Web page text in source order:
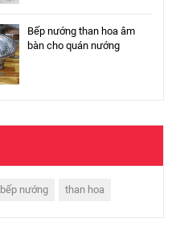
Bếp nướng than hoa âm
bàn cho quán nướng
bếp nướng than hoa